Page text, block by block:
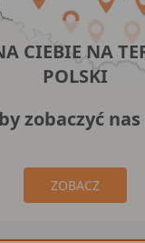
CIEBIE NA
POLSKI
zobaczyć
ZOBACZ